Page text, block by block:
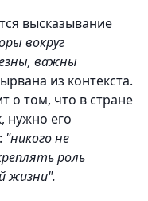
высказывание
вокруг
важны
из контекста.
о том, что в стране
нужно его
"никого не
роль
жизни".